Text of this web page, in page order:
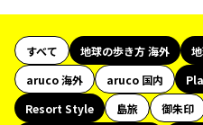
すべて 地球の歩き方 海外
aruco 海外
aruco 国内
Resort Style
島旅 御朱印